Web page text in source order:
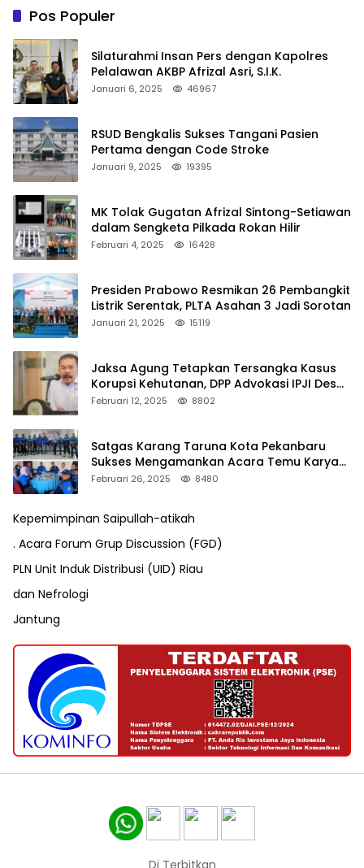
Pos Populer
Silaturahmi Insan Pers dengan Kapolres
Pelalawan AKBP Afrizal Asri, S.I.K.
Januari 6, 2025 46967
RSUD Bengkalis Sukses Tangani Pasien
Pertama dengan Code Stroke
Januari 9, 2025 19395
MK Tolak Gugatan Afrizal Sintong-Setiawan
dalam Sengketa Pilkada Rokan Hilir
Februari 4, 2025 16428
Presiden Prabowo Resmikan 26 Pembangkit
Listrik Serentak, PLTA Asahan 3 Jadi Sorotan
Januari 21, 2025 15119
Jaksa Agung Tetapkan Tersangka Kasus
Korupsi Kehutanan, DPP Advokasi IPJI Desak
Pengusutan Pajak RAPP
Februari 12, 2025 8802
Satgas Karang Taruna Kota Pekanbaru
Sukses Mengamankan Acara Temu Karya
VII Karang Taruna Pekanbaru
Februari 26, 2025 8480
Kepemimpinan Saipullah-atikah
. Acara Forum Grup Discussion (FGD)
PLN Unit Induk Distribusi (UID) Riau
dan Nefrologi
Jantung